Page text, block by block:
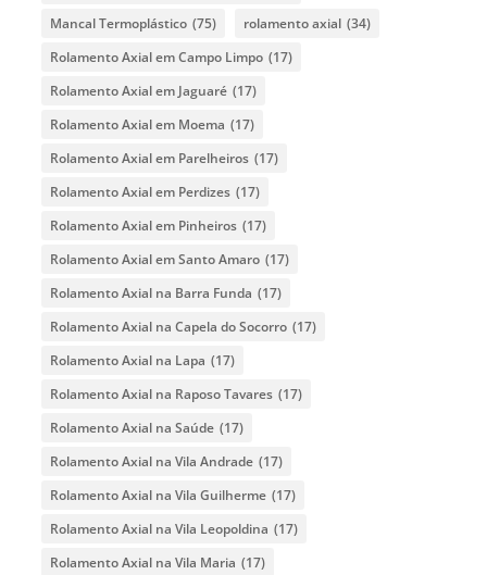
Mancal Termoplástico (75) rolamento axial (34)
Rolamento Axial em Campo Limpo (17)
Rolamento Axial em Jaguaré (17)
Rolamento Axial em Moema (17)
Rolamento Axial em Parelheiros (17)
Rolamento Axial em Perdizes (17)
Rolamento Axial em Pinheiros (17)
Rolamento Axial em Santo Amaro (17)
Rolamento Axial na Barra Funda (17)
Rolamento Axial na Capela do Socorro (17)
Rolamento Axial na Lapa (17)
Rolamento Axial na Raposo Tavares (17)
Rolamento Axial na Saúde (17)
Rolamento Axial na Vila Andrade (17)
Rolamento Axial na Vila Guilherme (17)
Rolamento Axial na Vila Leopoldina (17)
Rolamento Axial na Vila Maria (17)